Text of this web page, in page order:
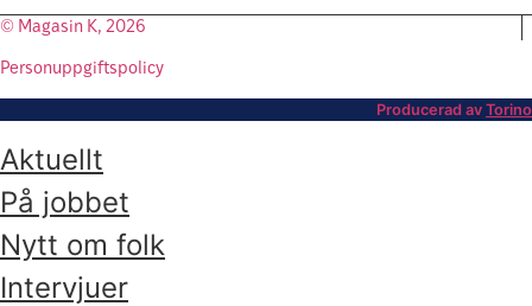
© Magasin K, 2026
Personuppgiftspolicy
Producerad av Torino
Aktuellt
På jobbet
Nytt om folk
Intervjuer